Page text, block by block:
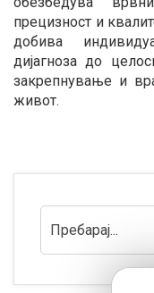
прецизност и
добива
дијагноза до
закрепнување и
живот.